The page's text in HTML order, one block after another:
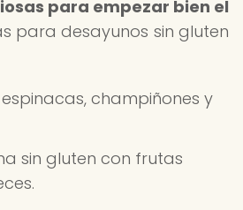
para empezar bien el
para desayunos sin gluten
champiñones y
sin gluten con frutas